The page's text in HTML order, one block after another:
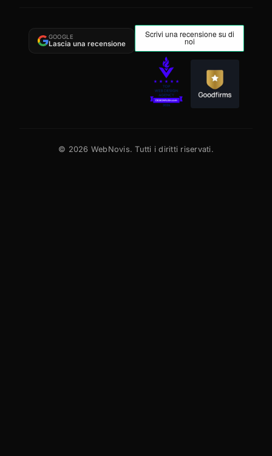
GOOGLE
Lascia una recensione
© 2026 WebNovis. Tutti i diritti riservati.